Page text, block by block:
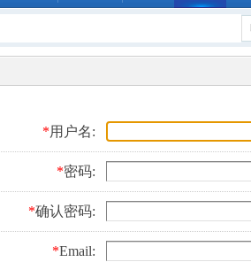
*用户名:
*密码:
*确认密码:
*Email: